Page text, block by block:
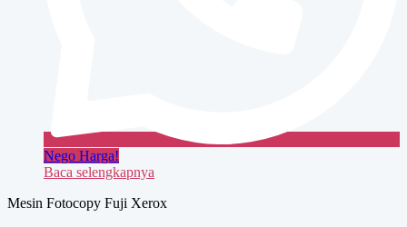
Nego Harga!
Baca selengkapnya
Mesin Fotocopy Fuji Xerox